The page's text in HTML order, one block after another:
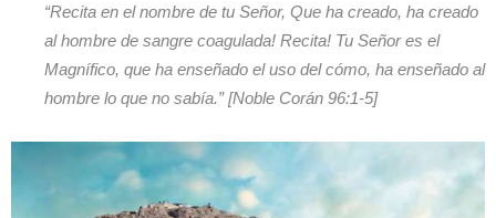
“Recita en el nombre de tu Señor, Que ha creado, ha creado
al hombre de sangre coagulada! Recita! Tu Señor es el
Magnífico, que ha enseñado el uso del cómo, ha enseñado al
hombre lo que no sabía.” [Noble Corán 96:1-5]